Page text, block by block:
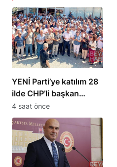
YENİ Parti’ye katılım 28
ilde CHP’li başkan
kalmadı
4 saat önce